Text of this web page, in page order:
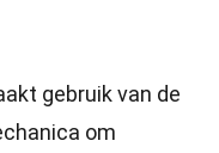
gebruik van de
om